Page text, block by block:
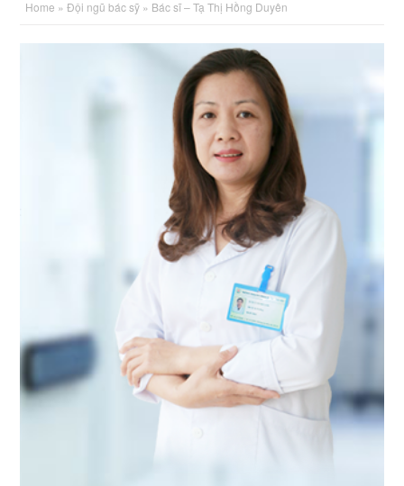
Home » Đội ngũ bác sỹ » Bác sĩ – Tạ Thị Hồng Duyên